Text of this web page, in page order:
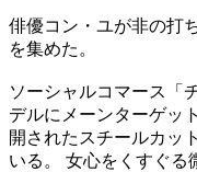
俳優コン・ユが非の打
を集めた。
ソーシャルコマース「
デルにメーンターゲッ
開されたスチールカッ
いる。 女心をくすぐる